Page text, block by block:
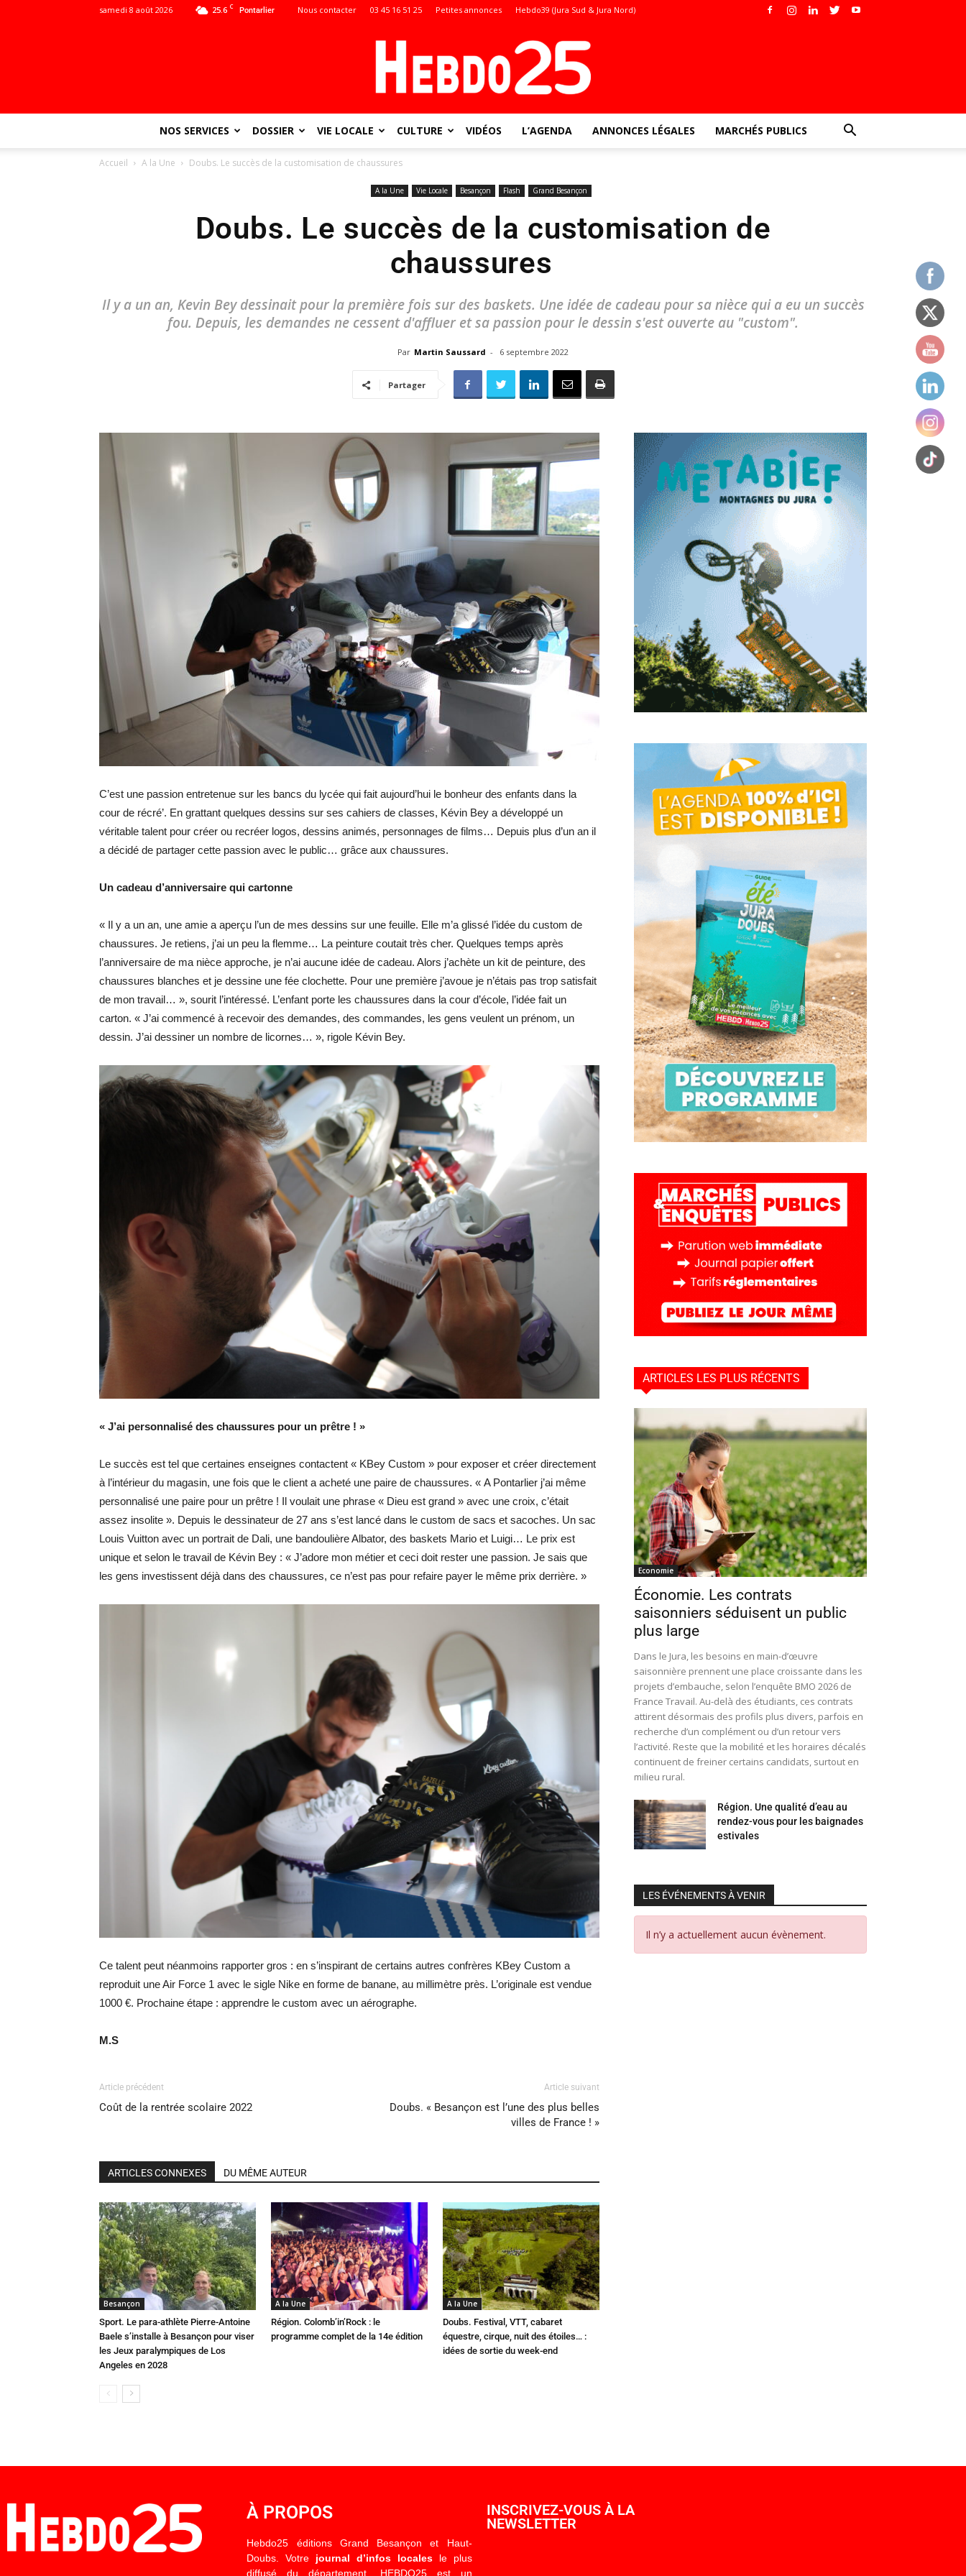
25.6 C Pontarlier
samedi 8 août 2026 Nous contacter 03 45 16 51 25 Petites annonces Hebdo39 (Jura Sud & Jura Nord)
:
toute
locale
–
NOS SERVICES DOSSIER VIE LOCALE CULTURE VIDÉOS L’AGENDA ANNONCES LÉGALES MARCHÉS PUBLICS
Accueil A la Une Doubs. Le succès de la customisation de chaussures
A la Une Vie Locale Besançon Flash Grand Besançon
Doubs. Le succès de la customisation de
chaussures
Il y a un an, Kevin Bey dessinait pour la première fois sur des baskets. Une idée de cadeau pour sa nièce qui a eu un succès
fou. Depuis, les demandes ne cessent d'affluer et sa passion pour le dessin s'est ouverte au "custom".
Par Martin Saussard - 6 septembre 2022
Partager
C’est une passion entretenue sur les bancs du lycée qui fait aujourd’hui le bonheur des enfants dans la
cour de récré’. En grattant quelques dessins sur ses cahiers de classes, Kévin Bey a développé un
véritable talent pour créer ou recréer logos, dessins animés, personnages de films… Depuis plus d’un an il
a décidé de partager cette passion avec le public… grâce aux chaussures.
Un cadeau d’anniversaire qui cartonne
« Il y a un an, une amie a aperçu l’un de mes dessins sur une feuille. Elle m’a glissé l’idée du custom de
chaussures. Je retiens, j’ai un peu la flemme… La peinture coutait très cher. Quelques temps après
l’anniversaire de ma nièce approche, je n’ai aucune idée de cadeau. Alors j’achète un kit de peinture, des
chaussures blanches et je dessine une fée clochette. Pour une première j’avoue je n’étais pas trop satisfait
de mon travail… », sourit l’intéressé. L’enfant porte les chaussures dans la cour d’école, l’idée fait un
carton. « J’ai commencé à recevoir des demandes, des commandes, les gens veulent un prénom, un
dessin. J’ai dessiner un nombre de licornes… », rigole Kévin Bey.
« J’ai personnalisé des chaussures pour un prêtre ! »
Le succès est tel que certaines enseignes contactent « KBey Custom » pour exposer et créer directement
à l’intérieur du magasin, une fois que le client a acheté une paire de chaussures. « A Pontarlier j’ai même
personnalisé une paire pour un prêtre ! Il voulait une phrase « Dieu est grand » avec une croix, c’était
assez insolite ». Depuis le dessinateur de 27 ans s’est lancé dans le custom de sacs et sacoches. Un sac
Louis Vuitton avec un portrait de Dali, une bandoulière Albator, des baskets Mario et Luigi… Le prix est
unique et selon le travail de Kévin Bey : « J’adore mon métier et ceci doit rester une passion. Je sais que
les gens investissent déjà dans des chaussures, ce n’est pas pour refaire payer le même prix derrière. »
Ce talent peut néanmoins rapporter gros : en s’inspirant de certains autres confrères KBey Custom a
reproduit une Air Force 1 avec le sigle Nike en forme de banane, au millimètre près. L’originale est vendue
1000 €. Prochaine étape : apprendre le custom avec un aérographe.
M.S
Article précédent
Coût de la rentrée scolaire 2022
Article suivant
Doubs. « Besançon est l’une des plus belles
villes de France ! »
ARTICLES CONNEXES DU MÊME AUTEUR
Besançon
Sport. Le para-athlète Pierre-Antoine
Baele s’installe à Besançon pour viser
les Jeux paralympiques de Los
Angeles en 2028
A la Une
Région. Colomb’in’Rock : le
programme complet de la 14e édition
A la Une
Doubs. Festival, VTT, cabaret
équestre, cirque, nuit des étoiles… :
idées de sortie du week-end
ARTICLES LES PLUS RÉCENTS
Economie
Économie. Les contrats
saisonniers séduisent un public
plus large
Dans le Jura, les besoins en main-d’œuvre
saisonnière prennent une place croissante dans les
projets d’embauche, selon l’enquête BMO 2026 de
France Travail. Au-delà des étudiants, ces contrats
attirent désormais des profils plus divers, parfois en
recherche d’un complément ou d’un retour vers
l’activité. Reste que la mobilité et les horaires décalés
continuent de freiner certains candidats, surtout en
milieu rural.
Région. Une qualité d’eau au
rendez-vous pour les baignades
estivales
LES ÉVÉNEMENTS À VENIR
Il n’y a actuellement aucun évènement.
À PROPOS
Hebdo25 éditions Grand Besançon et Haut-
Doubs. Votre journal d’infos localesle plus
diffusé du département. HEBDO25 est un
INSCRIVEZ-VOUS À LA
NEWSLETTER